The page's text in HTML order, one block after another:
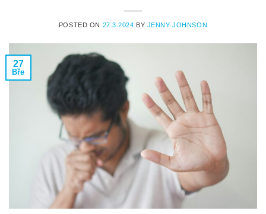
POSTED ON 27.3.2024 BY JENNY JOHNSON
27
Bře